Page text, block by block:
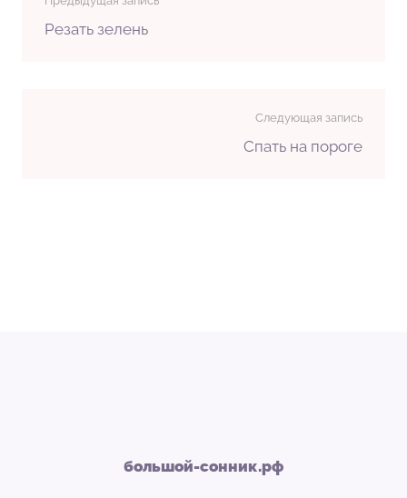
Резать зелень
Следующая запись
Спать на пороге
большой-сонник.рф